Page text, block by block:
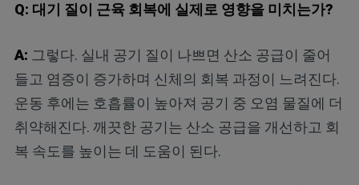
Q: 대기 질이 근육 회복에 실제로 영향을 미치는가?
A: 그렇다. 실내 공기 질이 나쁘면 산소 공급이 줄어
들고 염증이 증가하며 신체의 회복 과정이 느려진다.
운동 후에는 호흡률이 높아져 공기 중 오염 물질에 더
취약해진다. 깨끗한 공기는 산소 공급을 개선하고 회
복 속도를 높이는 데 도움이 된다.